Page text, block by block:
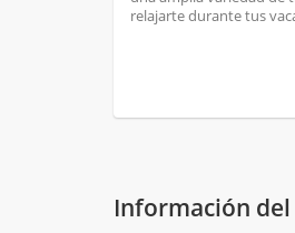
relajarte durante tus
Información